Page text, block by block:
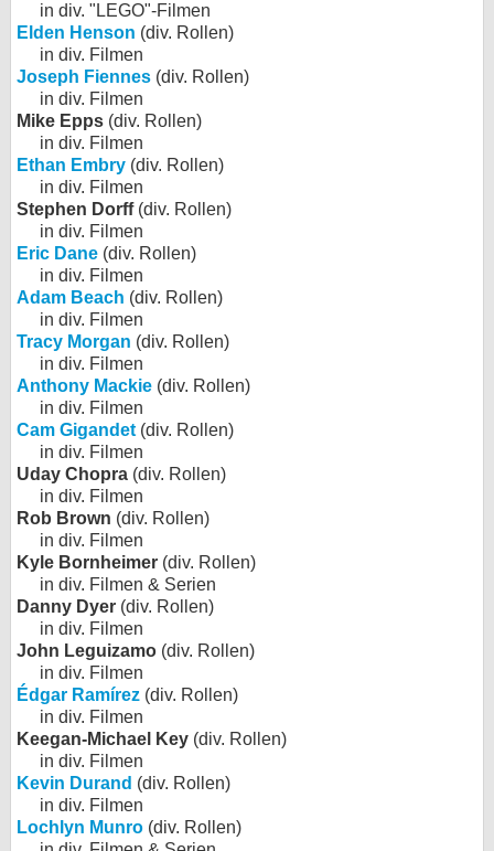
in div. "LEGO"-Filmen
Elden Henson (div. Rollen)
in div. Filmen
Joseph Fiennes (div. Rollen)
in div. Filmen
Mike Epps (div. Rollen)
in div. Filmen
Ethan Embry (div. Rollen)
in div. Filmen
Stephen Dorff(div. Rollen)
in div. Filmen
Eric Dane (div. Rollen)
in div. Filmen
Adam Beach (div. Rollen)
in div. Filmen
Tracy Morgan (div. Rollen)
in div. Filmen
Anthony Mackie (div. Rollen)
in div. Filmen
Cam Gigandet (div. Rollen)
in div. Filmen
Uday Chopra (div. Rollen)
in div. Filmen
Rob Brown (div. Rollen)
in div. Filmen
Kyle Bornheimer (div. Rollen)
in div. Filmen & Serien
Danny Dyer (div. Rollen)
in div. Filmen
John Leguizamo (div. Rollen)
in div. Filmen
Édgar Ramírez (div. Rollen)
in div. Filmen
Keegan-Michael Key (div. Rollen)
in div. Filmen
Kevin Durand (div. Rollen)
in div. Filmen
Lochlyn Munro (div. Rollen)